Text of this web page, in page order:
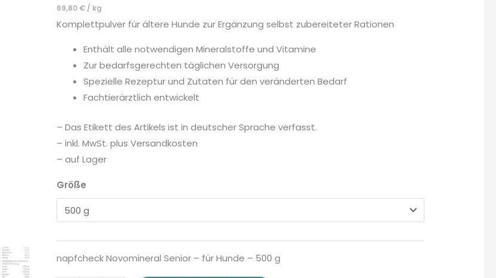
69,80 €/ kg
Komplettpulver für ältere Hunde zur Ergänzung selbst zubereiteter Rationen
Enthält alle notwendigen Mineralstoffe und Vitamine
Zur bedarfsgerechten täglichen Versorgung
Spezielle Rezeptur und Zutaten für den veränderten Bedarf
Fachtierärztlich entwickelt
– Das Etikett des Artikels ist in deutscher Sprache verfasst.
– inkl. MwSt. plus Versandkosten
– auf Lager
Größe
napfcheck Novomineral Senior – für Hunde – 500 g
ältere
Hunde